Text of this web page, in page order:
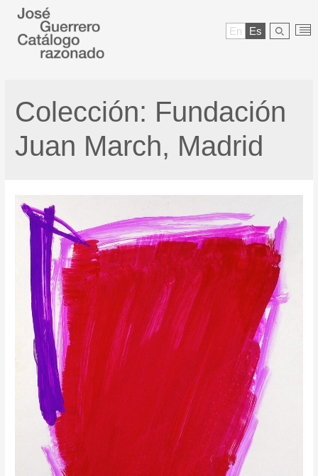
En Es
Colección: Fundación
Juan March, Madrid